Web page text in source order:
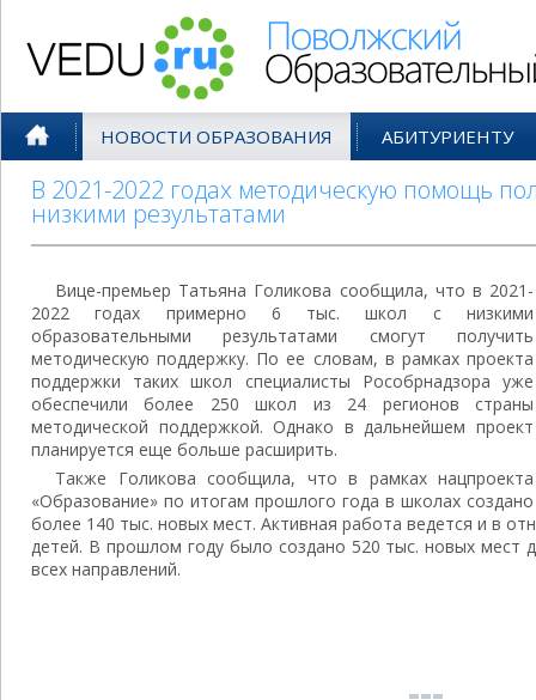
НОВОСТИ ОБРАЗОВАНИЯ АБИТУРИЕНТУ
В 2021-2022 годах методическую помощь
низкими результатами
Вице-премьер Татьяна Голикова сообщила, что в 2021-
2022 годах примерно 6 тыс. школ с низкими
образовательными результатами смогут получить
методическую поддержку. По ее словам, в рамках проекта
поддержки таких школ специалисты Рособрнадзора уже
обеспечили более 250 школ из 24 регионов страны
методической поддержкой. Однако в дальнейшем проект
планируется еще больше расширить.
Также Голикова сообщила, что в рамках нацпроекта
«Образование» по итогам прошлого года в школах создано
более 140 тыс. новых мест. Активная работа ведется и в
детей. В прошлом году было создано 520 тыс. новых мест
всех направлений.